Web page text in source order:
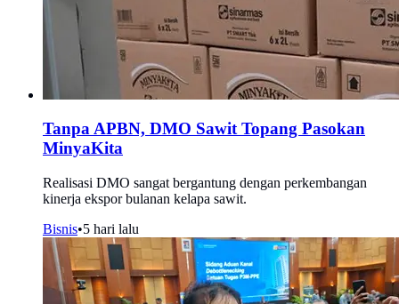
Tanpa APBN, DMO Sawit Topang Pasokan
MinyaKita
Realisasi DMO sangat bergantung dengan perkembangan
kinerja ekspor bulanan kelapa sawit.
Bisnis•5 hari lalu